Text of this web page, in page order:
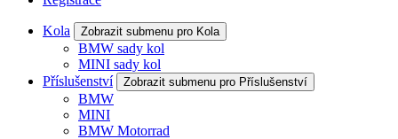
Kola Zobrazit submenu pro Kola
BMW sady kol
MINI sady kol
Příslušenství
Zobrazit submenu pro Příslušenství
BMW
MINI
BMW Motorrad